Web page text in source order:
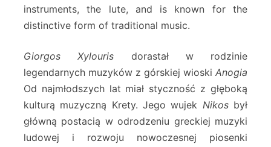
instruments, the lute, and is known for the
distinctive form of traditional music.
Giorgos Xylouris dorastał w rodzinie
legendarnych muzyków z górskiej wioski Anogia
Od najmłodszych lat miał styczność z głęboką
kulturą muzyczną Krety. Jego wujek Nikosbył
główną postacią w odrodzeniu greckiej muzyki
ludowej i rozwoju nowoczesnej piosenki